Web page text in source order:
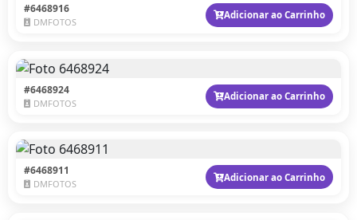
#6468916
DMFOTOS
Adicionar ao Carrinho
#6468924
DMFOTOS
Adicionar ao Carrinho
#6468911
DMFOTOS
Adicionar ao Carrinho